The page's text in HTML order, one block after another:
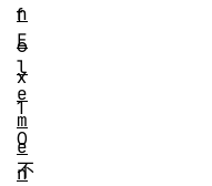
f
o
x
1
0
不
n
E
l
e
m
e
n